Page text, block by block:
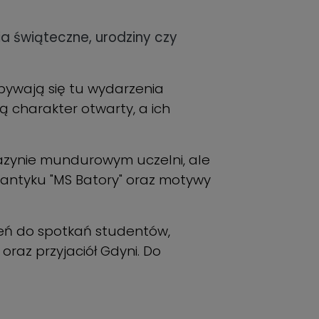
świąteczne, urodziny czy
się tu wydarzenia
charakter otwarty, a ich
mundurowym uczelni, ale
"MS Batory" oraz motywy
do spotkań studentów,
przyjaciół Gdyni. Do